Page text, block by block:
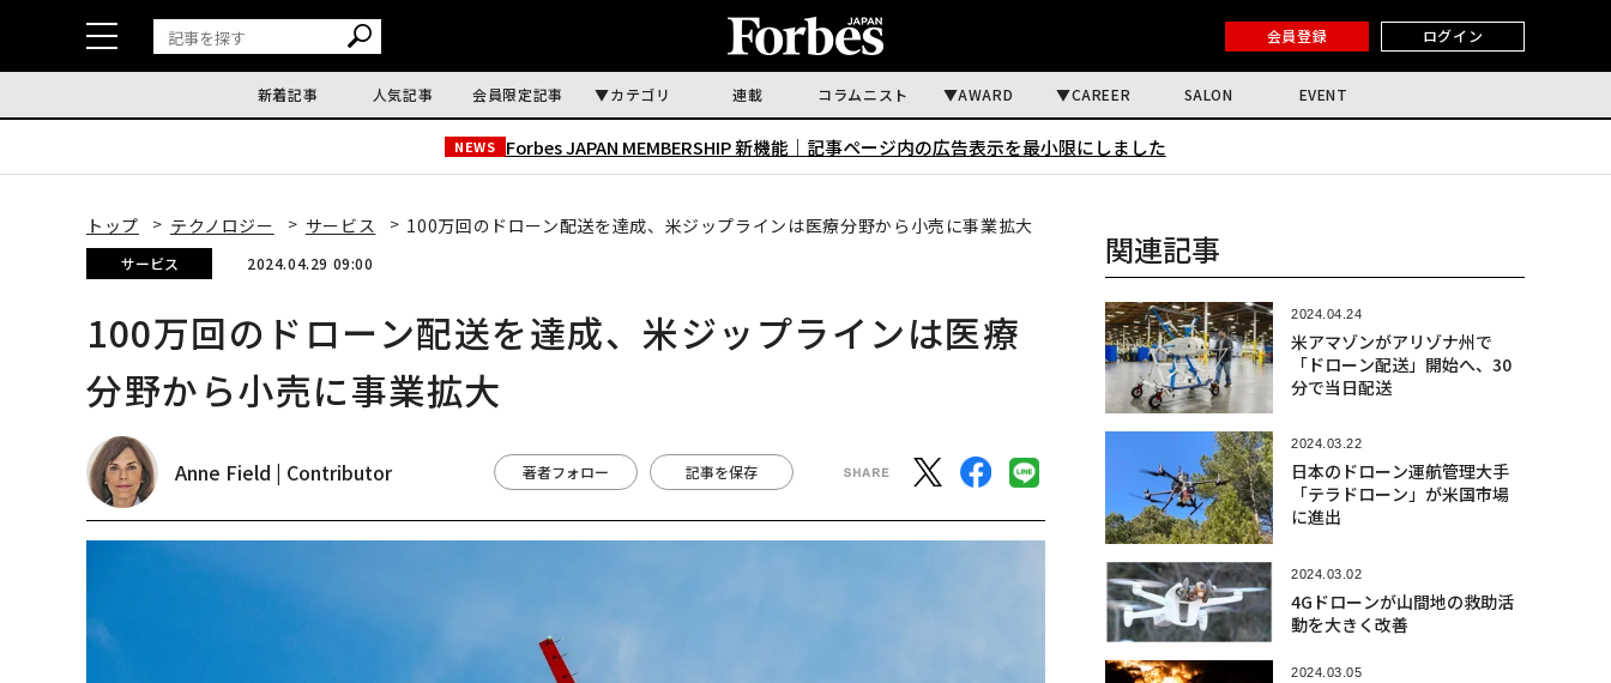
会員登録 ログイン
新着記事 人気記事 会員限定記事 カテゴリ 連載 コラムニスト AWARD CAREER SALON EVENT
NEWS Forbes JAPAN MEMBERSHIP 新機能｜ 記事ページ内の広告表示を最小限にしました
トップ テクノロジー サービス 100万回のドローン配送を達成、米ジップラインは医療分野から小売に事業拡大
サービス 2024.04.29 09:00
100万回のドローン配送を達成、米ジップラインは医療
分野から小売に事業拡大
Anne Field | Contributor 著者フォロー 記事を保存
関連記事
2024.04.24
米アマゾンがアリゾナ州で
「ドローン配送」開始へ、30
分で当日配送
2024.03.22
日本のドローン運航管理大手
「テラドローン」が米国市場
に進出
2024.03.02
4Gドローンが山間地の救助活
動を大きく改善
2024.03.05